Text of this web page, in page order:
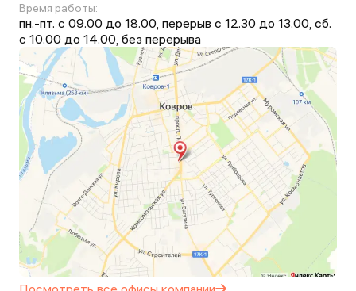
Время работы:
пн.-пт. с 09.00 до 18.00, перерыв с 12.30 до 13.00, сб.
с 10.00 до 14.00, без перерыва